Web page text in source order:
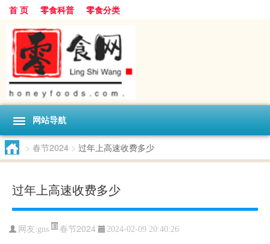
首 页 零食科普 零食分类
网站导航
> 春节2024 > 过年上高速收费多少
过年上高速收费多少
网友:gns 春节2024 2024-02-09 20:40:26